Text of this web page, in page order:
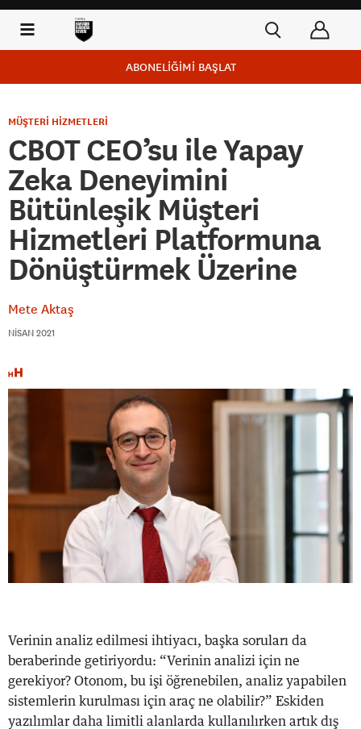
ABONELİĞİMİ BAŞLAT
MÜŞTERİ HİZMETLERİ
CBOT CEO’su ile Yapay
Zeka Deneyimini
Bütünleşik Müşteri
Hizmetleri Platformuna
Dönüştürmek Üzerine
Mete Aktaş
NISAN 2021
Verinin analiz edilmesi ihtiyacı, başka soruları da
beraberinde getiriyordu: “Verinin analizi için ne
gerekiyor? Otonom, bu işi öğrenebilen, analiz yapabilen
sistemlerin kurulması için araç ne olabilir?” Eskiden
yazılımlar daha limitli alanlarda kullanılırken artık dış